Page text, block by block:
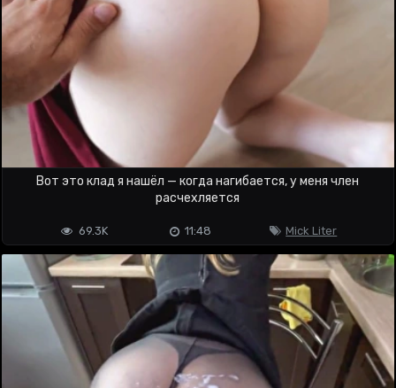
Вот это клад я нашёл — когда нагибается, у меня член
расчехляется
Mick Liter
11:48
69.3K